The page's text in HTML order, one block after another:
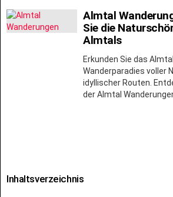
Almtal
Sie die
Almtals
Erkunden Sie das
Wanderparadies voller
idyllischer Routen.
der Almtal
Inhaltsverzeichnis